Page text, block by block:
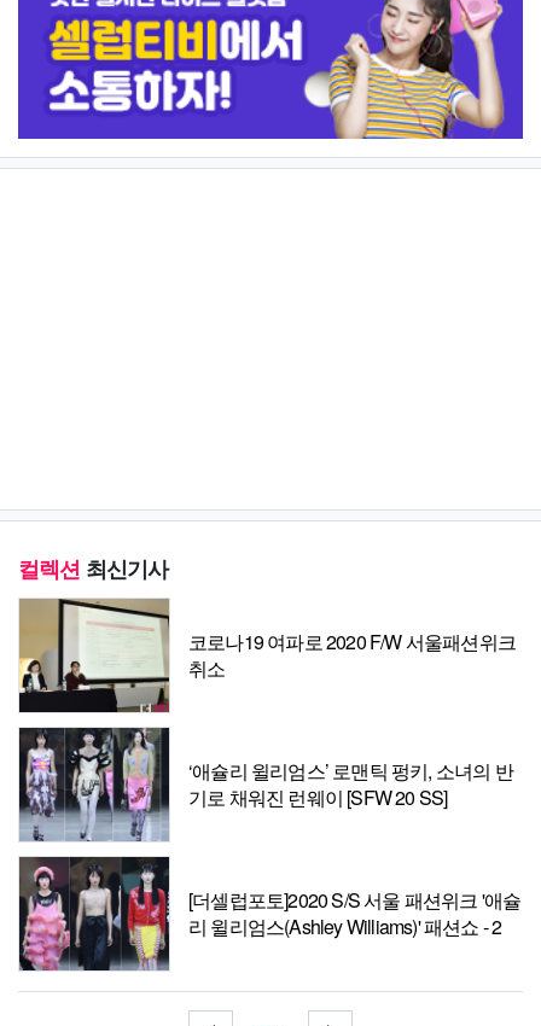
컬렉션 최신기사
코로나19 여파로 2020 F/W 서울패션위크
취소
‘애슐리 윌리엄스’ 로맨틱 펑키, 소녀의 반
기로 채워진 런웨이 [SFW 20 SS]
[더셀럽포토]2020 S/S 서울 패션위크 '애슐
리 윌리엄스(Ashley Williams)' 패션쇼 - 2